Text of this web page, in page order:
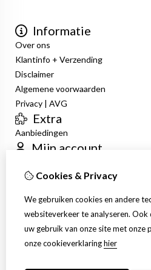
Informatie
Over ons
Klantinfo + Verzending
Disclaimer
Algemene voorwaarden
Privacy | AVG
Extra
Aanbiedingen
Mijn account
Bestelhistorie
Nieuwsbrief
Klantenservice
Contact
Retourneren
Cookies & Privacy
We gebruiken cookies en andere
websiteverkeer te analyseren.
uw gebruik van onze site met onze
onze cookieverklaringhier